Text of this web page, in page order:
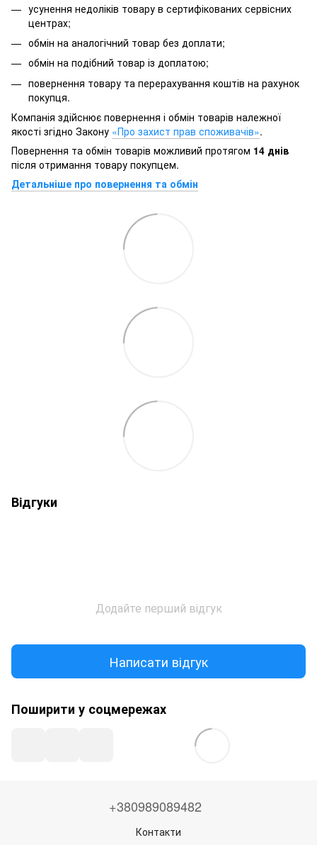
усунення недоліків товару в сертифікованих сервісних
центрах;
обмін на аналогічний товар без доплати;
обмін на подібний товар із доплатою;
повернення товару та перерахування коштів на рахунок
покупця.
Компанія здійснює повернення і обмін товарів належної
якості згідно Закону «Про захист прав споживачів».
Повернення та обмін товарів можливий протягом 14 днів
після отримання товару покупцем.
Детальніше про повернення та обмін
Відгуки
Додайте перший відгук
Написати відгук
Поширити у соцмережах
+380989089482
Контакти